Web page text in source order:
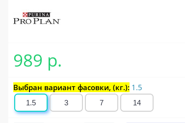
989 р.
Выбран вариант фасовки, (кг.): 1.5
1.5 3 7 14